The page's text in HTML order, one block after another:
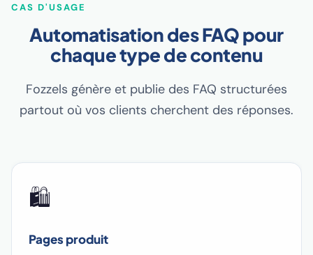
CAS D'USAGE
Automatisation des FAQ pour
chaque type de contenu
Fozzels génère et publie des FAQ structurées
partout où vos clients cherchent des réponses.
🛍️
Pages produit